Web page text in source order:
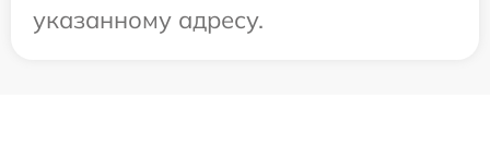
указанному адресу.